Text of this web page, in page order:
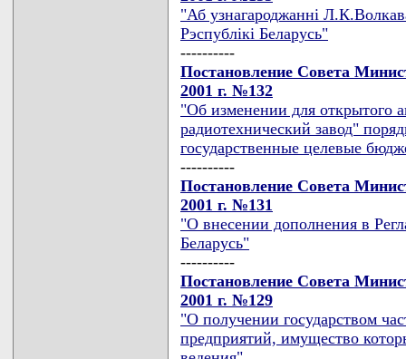
"Аб узнагароджаннi
Рэспублiкi Беларусь"
----------
Постановление Совета
2001 г. №132
"Об изменении для открытого
радиотехнический завод"
государственные целевые
----------
Постановление Совета
2001 г. №131
"О внесении дополнения в
Беларусь"
----------
Постановление Совета
2001 г. №129
"О получении государством
предприятий, имущество